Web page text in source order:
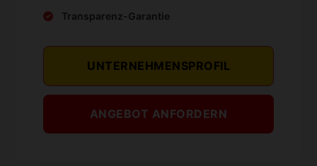
Transparenz-Garantie
UNTERNEHMENSPROFIL
ANGEBOT ANFORDERN